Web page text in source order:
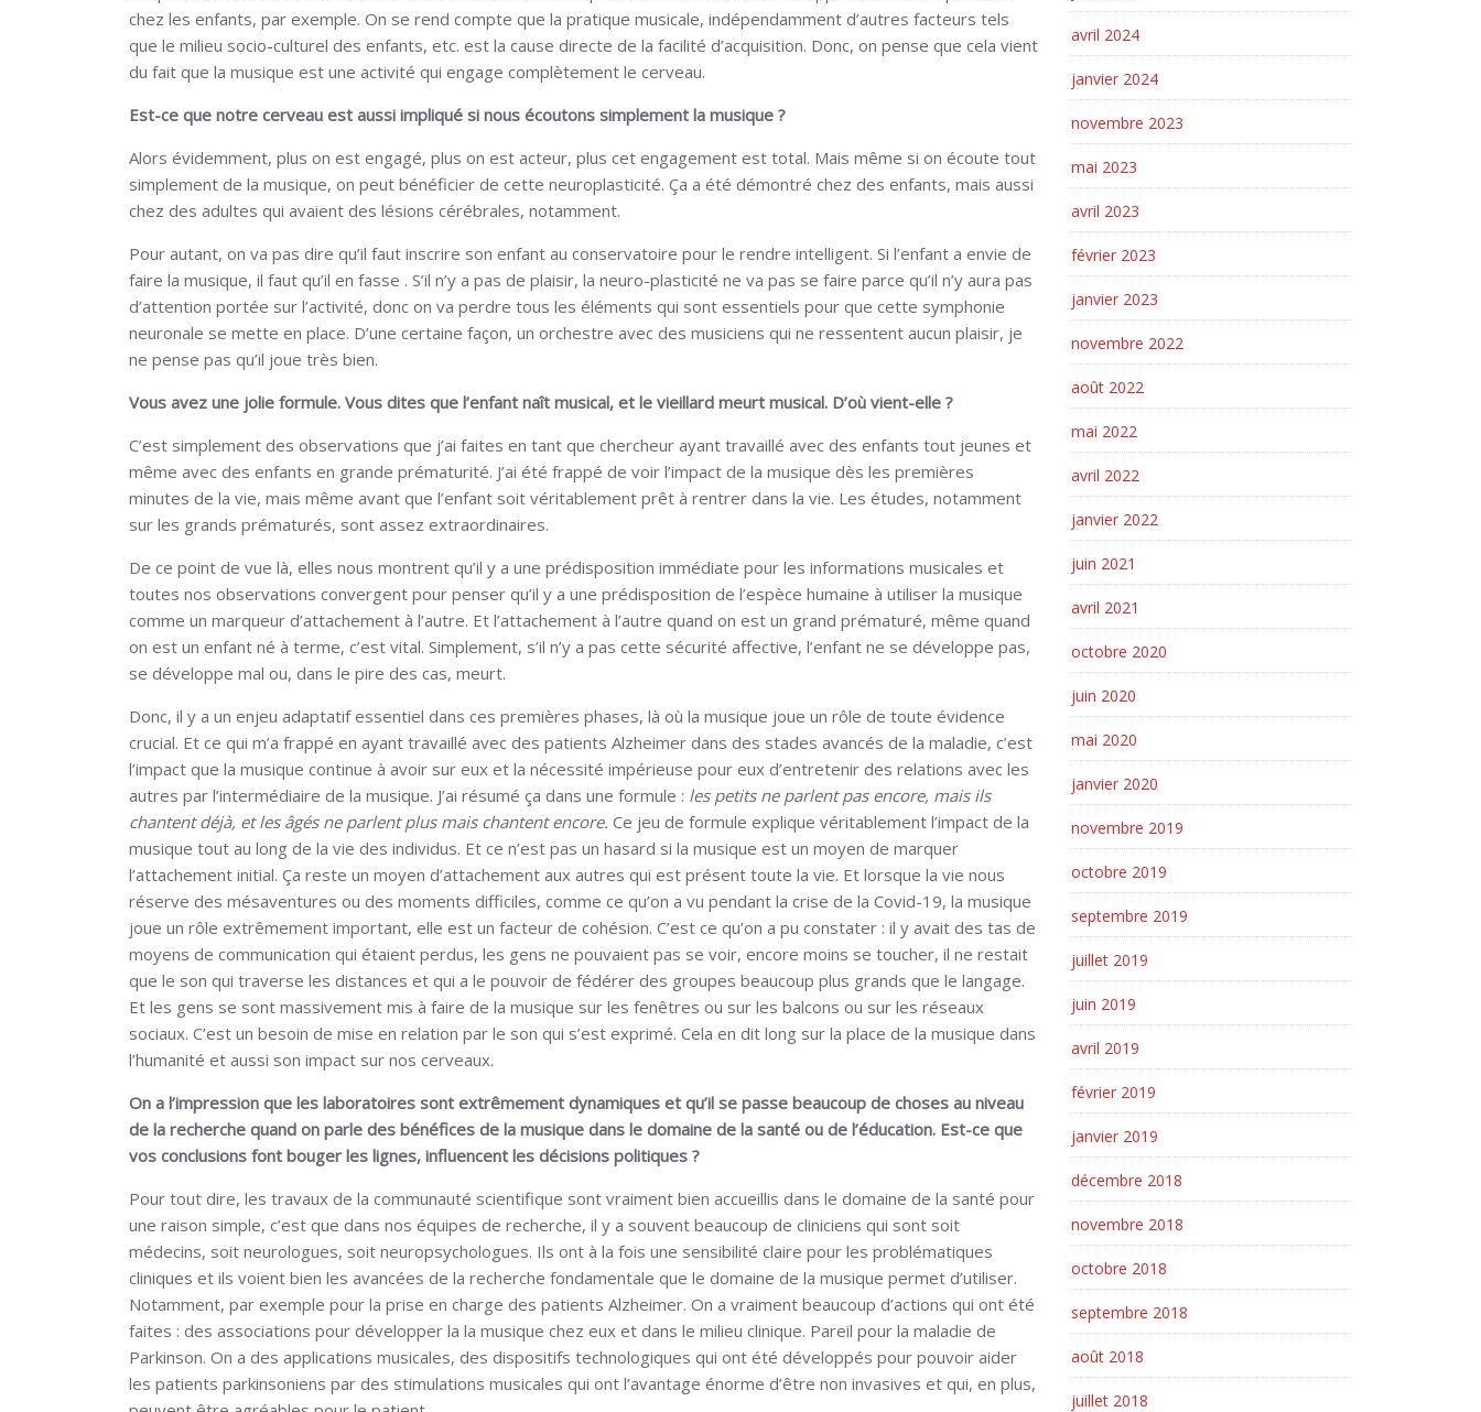
chez les enfants, par exemple. On se rend compte que la pratique musicale, indépendamment d’autres facteurs tels
que le milieu socio-culturel des enfants, etc. est la cause directe de la facilité d’acquisition. Donc, on pense que cela vient
du fait que la musique est une activité qui engage complètement le cerveau.
Est-ce que notre cerveau est aussi impliqué si nous écoutons simplement la musique ?
Alors évidemment, plus on est engagé, plus on est acteur, plus cet engagement est total. Mais même si on écoute tout
simplement de la musique, on peut bénéficier de cette neuroplasticité. Ça a été démontré chez des enfants, mais aussi
chez des adultes qui avaient des lésions cérébrales, notamment.
Pour autant, on va pas dire qu’il faut inscrire son enfant au conservatoire pour le rendre intelligent. Si l’enfant a envie de
faire la musique, il faut qu’il en fasse . S’il n’y a pas de plaisir, la neuro-plasticité ne va pas se faire parce qu’il n’y aura pas
d’attention portée sur l’activité, donc on va perdre tous les éléments qui sont essentiels pour que cette symphonie
neuronale se mette en place. D’une certaine façon, un orchestre avec des musiciens qui ne ressentent aucun plaisir, je
ne pense pas qu’il joue très bien.
Vous avez une jolie formule. Vous dites que l’enfant naît musical, et le vieillard meurt musical. D’où vient-elle ?
C’est simplement des observations que j’ai faites en tant que chercheur ayant travaillé avec des enfants tout jeunes et
même avec des enfants en grande prématurité. J’ai été frappé de voir l’impact de la musique dès les premières
minutes de la vie, mais même avant que l’enfant soit véritablement prêt à rentrer dans la vie. Les études, notamment
sur les grands prématurés, sont assez extraordinaires.
De ce point de vue là, elles nous montrent qu’il y a une prédisposition immédiate pour les informations musicales et
toutes nos observations convergent pour penser qu’il y a une prédisposition de l’espèce humaine à utiliser la musique
comme un marqueur d’attachement à l’autre. Et l’attachement à l’autre quand on est un grand prématuré, même quand
on est un enfant né à terme, c’est vital. Simplement, s’il n’y a pas cette sécurité affective, l’enfant ne se développe pas,
se développe mal ou, dans le pire des cas, meurt.
Donc, il y a un enjeu adaptatif essentiel dans ces premières phases, là où la musique joue un rôle de toute évidence
crucial. Et ce qui m’a frappé en ayant travaillé avec des patients Alzheimer dans des stades avancés de la maladie, c’est
l’impact que la musique continue à avoir sur eux et la nécessité impérieuse pour eux d’entretenir des relations avec les
autres par l’intermédiaire de la musique. J’ai résumé ça dans une formule : les petits ne parlent pas encore, mais ils
chantent déjà, et les âgés ne parlent plus mais chantent encore. Ce jeu de formule explique véritablement l’impact de la
musique tout au long de la vie des individus. Et ce n’est pas un hasard si la musique est un moyen de marquer
l’attachement initial. Ça reste un moyen d’attachement aux autres qui est présent toute la vie. Et lorsque la vie nous
réserve des mésaventures ou des moments difficiles, comme ce qu’on a vu pendant la crise de la Covid-19, la musique
joue un rôle extrêmement important, elle est un facteur de cohésion. C’est ce qu’on a pu constater : il y avait des tas de
moyens de communication qui étaient perdus, les gens ne pouvaient pas se voir, encore moins se toucher, il ne restait
que le son qui traverse les distances et qui a le pouvoir de fédérer des groupes beaucoup plus grands que le langage.
Et les gens se sont massivement mis à faire de la musique sur les fenêtres ou sur les balcons ou sur les réseaux
sociaux. C’est un besoin de mise en relation par le son qui s’est exprimé. Cela en dit long sur la place de la musique dans
l’humanité et aussi son impact sur nos cerveaux.
On a l’impression que les laboratoires sont extrêmement dynamiques et qu’il se passe beaucoup de choses au niveau
de la recherche quand on parle des bénéfices de la musique dans le domaine de la santé ou de l’éducation. Est-ce que
vos conclusions font bouger les lignes, influencent les décisions politiques ?
Pour tout dire, les travaux de la communauté scientifique sont vraiment bien accueillis dans le domaine de la santé pour
une raison simple, c’est que dans nos équipes de recherche, il y a souvent beaucoup de cliniciens qui sont soit
médecins, soit neurologues, soit neuropsychologues. Ils ont à la fois une sensibilité claire pour les problématiques
cliniques et ils voient bien les avancées de la recherche fondamentale que le domaine de la musique permet d’utiliser.
Notamment, par exemple pour la prise en charge des patients Alzheimer. On a vraiment beaucoup d’actions qui ont été
faites : des associations pour développer la la musique chez eux et dans le milieu clinique. Pareil pour la maladie de
Parkinson. On a des applications musicales, des dispositifs technologiques qui ont été développés pour pouvoir aider
les patients parkinsoniens par des stimulations musicales qui ont l’avantage énorme d’être non invasives et qui, en plus,
avril 2024
janvier 2024
novembre 2023
mai 2023
avril 2023
février 2023
janvier 2023
novembre 2022
août 2022
mai 2022
avril 2022
janvier 2022
juin 2021
avril 2021
octobre 2020
juin 2020
mai 2020
janvier 2020
novembre 2019
octobre 2019
septembre 2019
juillet 2019
juin 2019
avril 2019
février 2019
janvier 2019
décembre 2018
novembre 2018
octobre 2018
septembre 2018
août 2018
juillet 2018